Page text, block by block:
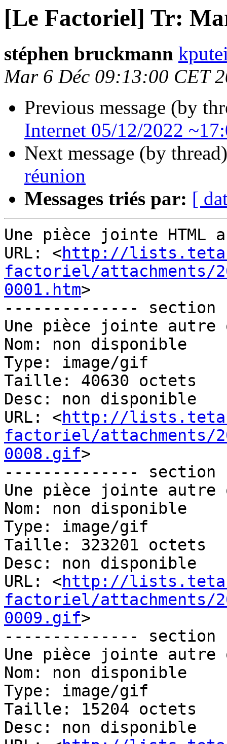
[Le Factoriel] Tr:
stéphen bruckmann
Mar 6 Déc 09:13:00 CET
Previous message (by
Internet 05/12/2022
Next message (by
réunion
Messages triés par: [
Une pièce jointe
URL: <http://
factoriel/attachments/
0001.htm>
-------------- section
Une pièce jointe
Nom: non disponible
Type: image/gif
Taille: 40630 octets
Desc: non disponible
URL: <http://
factoriel/attachments/
0008.gif>
-------------- section
Une pièce jointe
Nom: non disponible
Type: image/gif
Taille: 323201 octets
Desc: non disponible
URL: <http://
factoriel/attachments/
0009.gif>
-------------- section
Une pièce jointe
Nom: non disponible
Type: image/gif
Taille: 15204 octets
Desc: non disponible